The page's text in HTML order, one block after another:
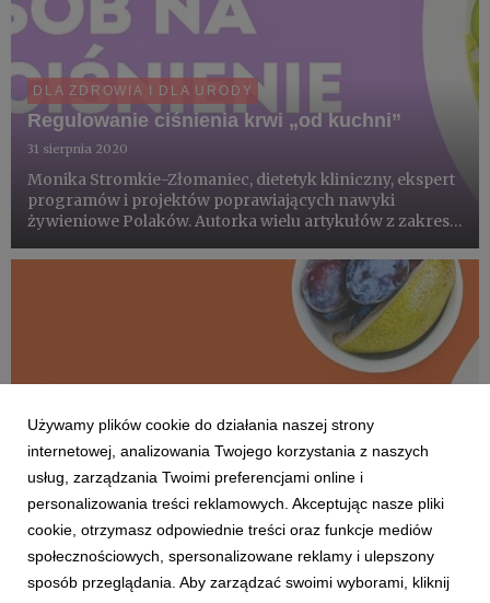
DLA ZDROWIA I DLA URODY
Regulowanie ciśnienia krwi „od kuchni”
31 sierpnia 2020
Monika Stromkie-Złomaniec, dietetyk kliniczny, ekspert
programów i projektów poprawiających nawyki
żywieniowe Polaków. Autorka wielu artykułów z zakresu
poradnię dietetyczną „Z kaloriami na pieńku”. Uczy jak
DLA ZDROWIA I DLA URODY
Jesień na talerzu
Używamy plików cookie do działania naszej strony
internetowej, analizowania Twojego korzystania z naszych
usług, zarządzania Twoimi preferencjami online i
personalizowania treści reklamowych. Akceptując nasze pliki
cookie, otrzymasz odpowiednie treści oraz funkcje mediów
społecznościowych, spersonalizowane reklamy i ulepszony
sposób przeglądania. Aby zarządzać swoimi wyborami, kliknij